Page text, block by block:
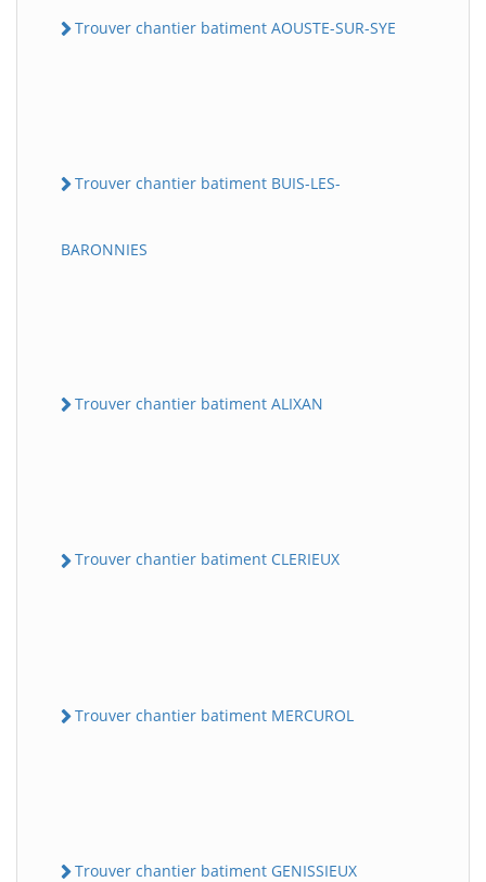
Trouver chantier batiment AOUSTE-SUR-SYE
Trouver chantier batiment BUIS-LES-
BARONNIES
Trouver chantier batiment ALIXAN
Trouver chantier batiment CLERIEUX
Trouver chantier batiment MERCUROL
Trouver chantier batiment GENISSIEUX